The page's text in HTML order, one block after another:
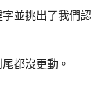
並挑出了我們認
都沒更動。